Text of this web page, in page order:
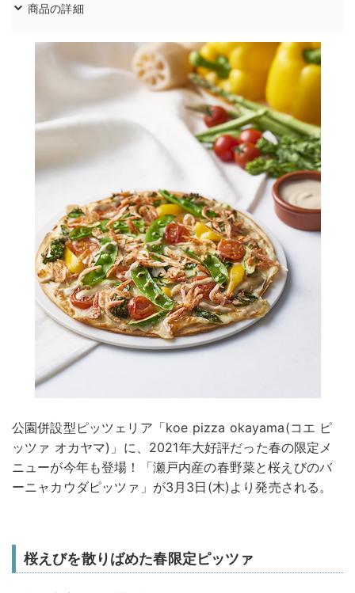
商品の詳細
公園併設型ピッツェリア「koe pizza okayama(コエ ピ
ッツァ オカヤマ)」に、2021年大好評だった春の限定メ
ニューが今年も登場！「瀬戸内産の春野菜と桜えびのバ
ーニャカウダピッツァ」が3月3日(木)より発売される。
桜えびを散りばめた春限定ピッツァ